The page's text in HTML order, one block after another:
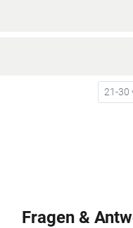
21-30
Fragen &